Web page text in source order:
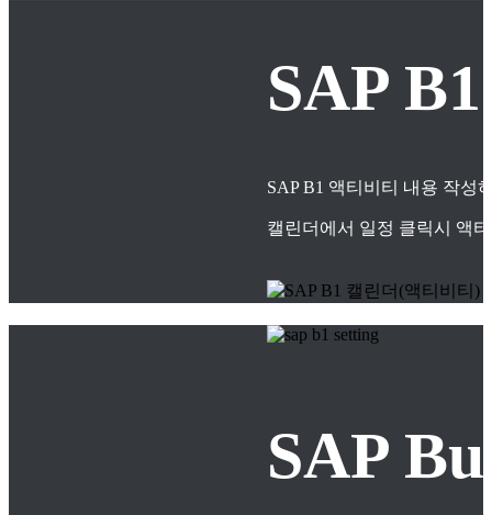
SAP
SAP B1 액티비티 내용 작성
캘린더에서 일정 클릭시 액
SAP